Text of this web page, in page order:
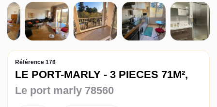
Actualités
Contact
Référence 178
LE PORT-MARLY - 3 PIECES 71M²,
Le port marly 78560